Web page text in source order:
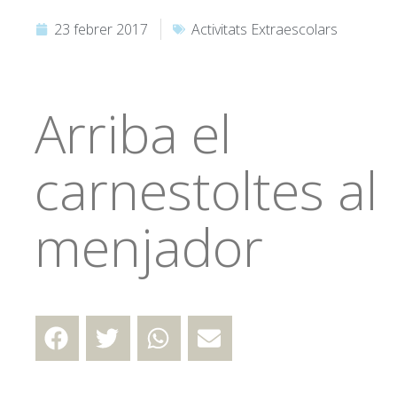
23 febrer 2017 Activitats Extraescolars
Arriba el
carnestoltes al
menjador